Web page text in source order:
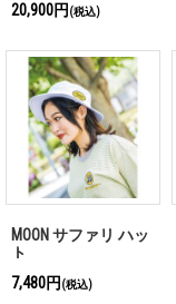
20,900円 (税込)
MOON サファリ ハッ
ト
7,480円 (税込)